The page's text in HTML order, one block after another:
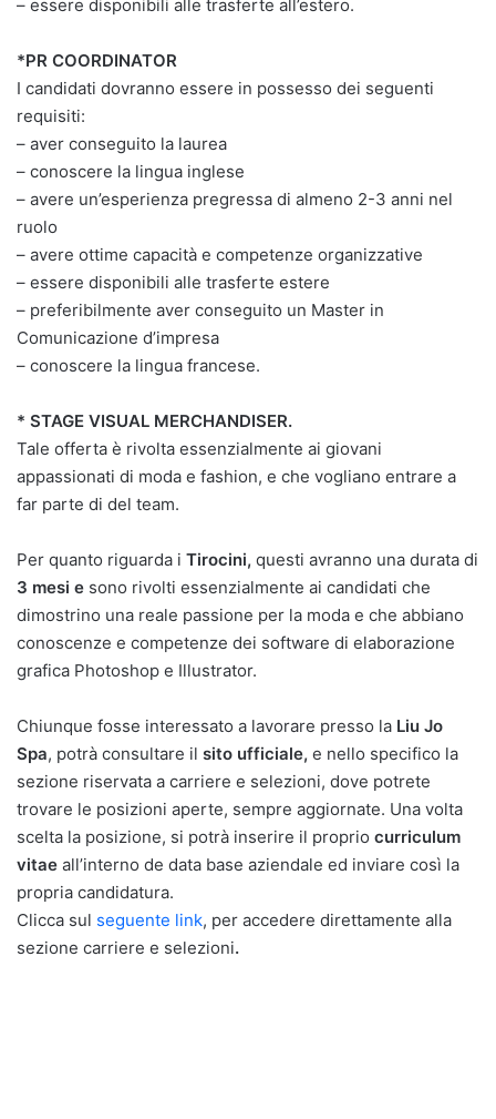
– essere disponibili alle trasferte all’estero.
*PR COORDINATOR
I candidati dovranno essere in possesso dei seguenti
requisiti:
– aver conseguito la laurea
– conoscere la lingua inglese
– avere un’esperienza pregressa di almeno 2-3 anni nel
ruolo
– avere ottime capacità e competenze organizzative
– essere disponibili alle trasferte estere
– preferibilmente aver conseguito un Master in
Comunicazione d’impresa
– conoscere la lingua francese.
* STAGE VISUAL MERCHANDISER.
Tale offerta è rivolta essenzialmente ai giovani
appassionati di moda e fashion, e che vogliano entrare a
far parte di del team.
Per quanto riguarda i Tirocini, questi avranno una durata di
3 mesi e sono rivolti essenzialmente ai candidati che
dimostrino una reale passione per la moda e che abbiano
conoscenze e competenze dei software di elaborazione
grafica Photoshop e Illustrator.
Chiunque fosse interessato a lavorare presso la Liu Jo
Spa, potrà consultare il sito ufficiale, e nello specifico la
sezione riservata a carriere e selezioni, dove potrete
trovare le posizioni aperte, sempre aggiornate. Una volta
scelta la posizione, si potrà inserire il proprio curriculum
vitae all’interno de data base aziendale ed inviare così la
propria candidatura.
Clicca sul seguente link, per accedere direttamente alla
sezione carriere e selezioni.